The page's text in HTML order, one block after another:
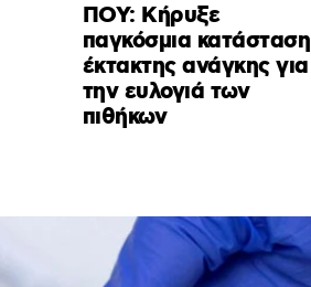
ΠΟΥ: Κήρυξε
παγκόσμια κατάσταση
έκτακτης ανάγκης για
την ευλογιά των
πιθήκων